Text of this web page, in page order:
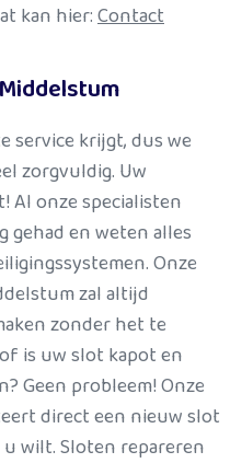
kan hier:Contact
service krijgt, dus we
zorgvuldig. Uw
Al onze specialisten
gehad en weten alles
Onze
zal altijd
zonder het te
is uw slot kapot en
Geen probleem! Onze
direct een nieuw slot
wilt. Sloten repareren